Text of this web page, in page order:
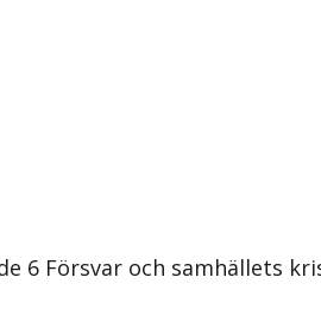
6 Försvar och samhällets